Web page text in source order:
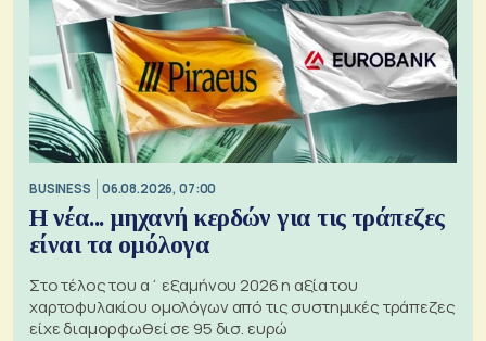
BUSINESS 06.08.2026, 07:00
Η νέα... μηχανή κερδών για τις τράπεζες
είναι τα ομόλογα
Στο τέλος του α΄ εξαμήνου 2026 η αξία του
χαρτοφυλακίου ομολόγων από τις συστημικές τράπεζες
είχε διαμορφωθεί σε 95 δισ. ευρώ